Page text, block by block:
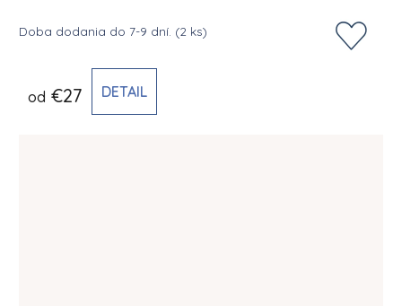
Doba dodania do 7-9 dní. (2 ks)
od €27 DETAIL